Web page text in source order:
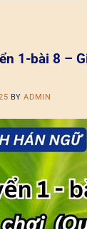
1-bài 8 –
BYADMIN